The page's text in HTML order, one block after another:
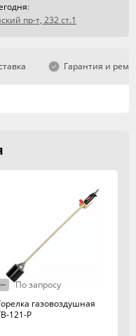
:
пр-т, 232 ст.1
Гарантия и
По запросу
газовоздушная
121-Р